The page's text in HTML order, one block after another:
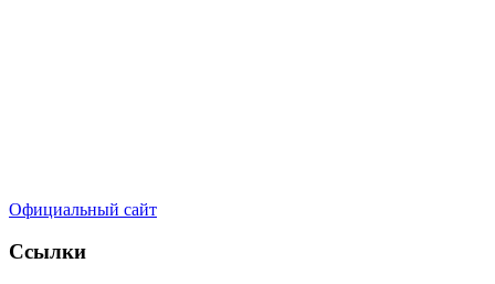
Официальный сайт
Ссылки